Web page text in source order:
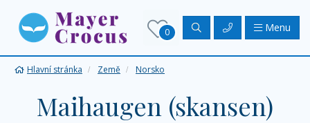
0 Menu
Hlavní stránka Země Norsko
Maihaugen (skansen)